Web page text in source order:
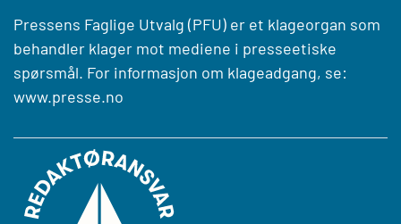
Pressens Faglige Utvalg (PFU) er et klageorgan som
behandler klager mot mediene i presseetiske
spørsmål. For informasjon om klageadgang, se:
www.presse.no